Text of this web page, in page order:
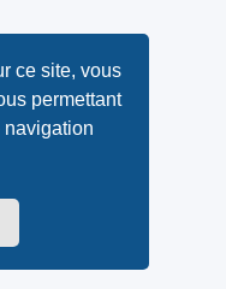
ce site, vous
permettant
navigation